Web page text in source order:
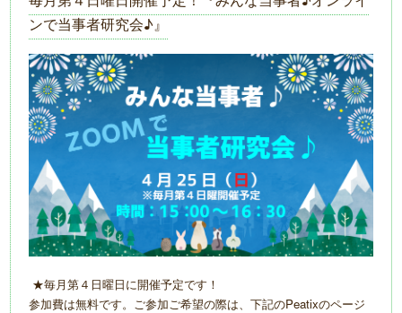
ンで当事者研究会♪』
★毎月第４日曜日に開催予定です！
参加費は無料です。ご参加ご希望の際は、下記のPeatixのページ